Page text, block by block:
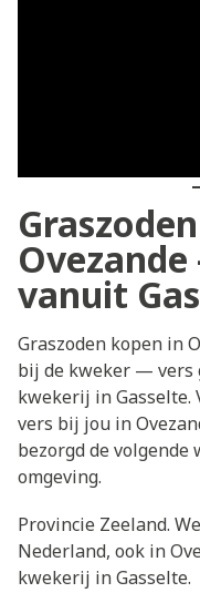
vanuit
Graszoden kopen in
bij de kweker — vers
kwekerij in Gasselte.
vers bij jou in
bezorgd de volgende
omgeving.
Provincie Zeeland.
Nederland, ook in
kwekerij in Gasselte.